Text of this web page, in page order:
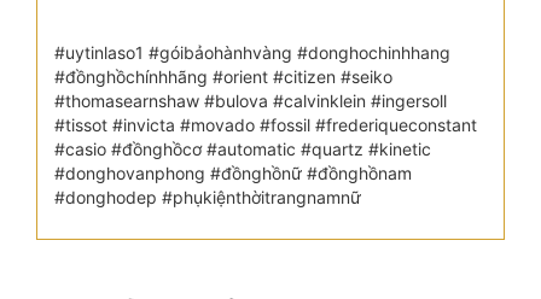
#uytinlaso1 #góibảohànhvàng #donghochinhhang
#đồnghồchínhhãng #orient #citizen #seiko
#thomasearnshaw #bulova #calvinklein #ingersoll
#tissot #invicta #movado #fossil #frederiqueconstant
#casio #đồnghồcơ #automatic #quartz #kinetic
#donghovanphong #đồnghồnữ #đồnghồnam
#donghodep #phụkiệnthờitrangnamnữ